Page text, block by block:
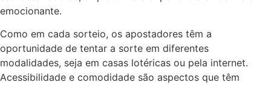
emocionante.
Como em cada sorteio, os apostadores têm a
oportunidade de tentar a sorte em diferentes
modalidades, seja em casas lotéricas ou pela internet.
Acessibilidade e comodidade são aspectos que têm